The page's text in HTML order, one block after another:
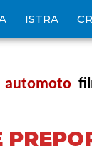
ISTRA
automoto